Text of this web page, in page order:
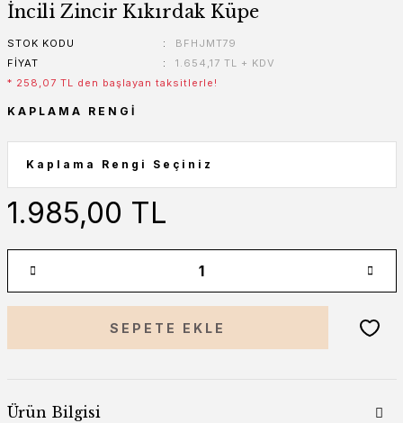
İncili Zincir Kıkırdak Küpe
STOK KODU
BFHJMT79
FIYAT
1.654,17 TL + KDV
* 258,07 TL den başlayan taksitlerle!
KAPLAMA RENGI
1.985,00 TL
SEPETE EKLE
Ürün Bilgisi